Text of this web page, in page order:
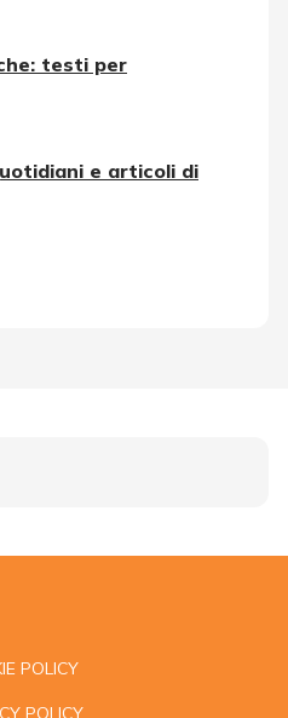
testi per
e articoli di
POLICY
POLICY